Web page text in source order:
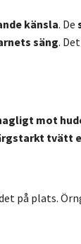
känsla. De
säng.
mot
tvätt
på plats.